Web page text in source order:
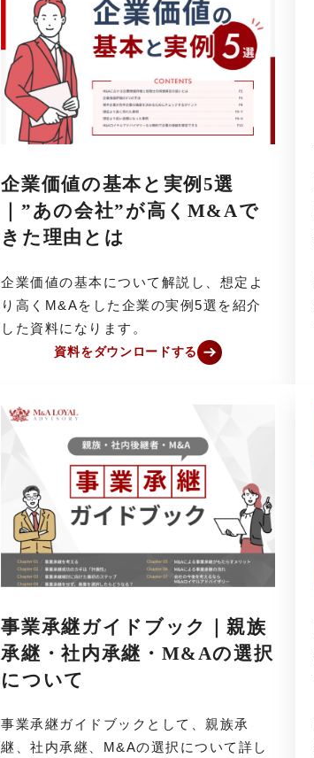
企業価値の基本と実例5選
｜”あの会社”が高くM&Aで
きた理由とは
企業価値の基本について解説し、想定よ
り高くM&Aをした企業の実例5選を紹介
した資料になります。
資料をダウンロードする
事業承継ガイドブック｜親族
承継・社内承継・M&Aの選択
について
事業承継ガイドブックとして、親族承
継、社内承継、M&Aの選択について詳し